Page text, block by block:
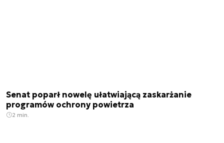
Senat poparł nowelę ułatwiającą zaskarżanie
programów ochrony powietrza
2 min.